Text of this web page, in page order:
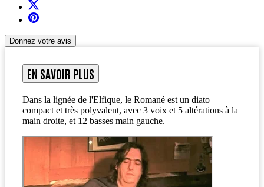
Donnez votre avis
EN SAVOIR PLUS
Dans la lignée de l'Elfique, le Romané est un diato
compact et très polyvalent, avec 3 voix et 5 altérations à la
main droite, et 12 basses main gauche.